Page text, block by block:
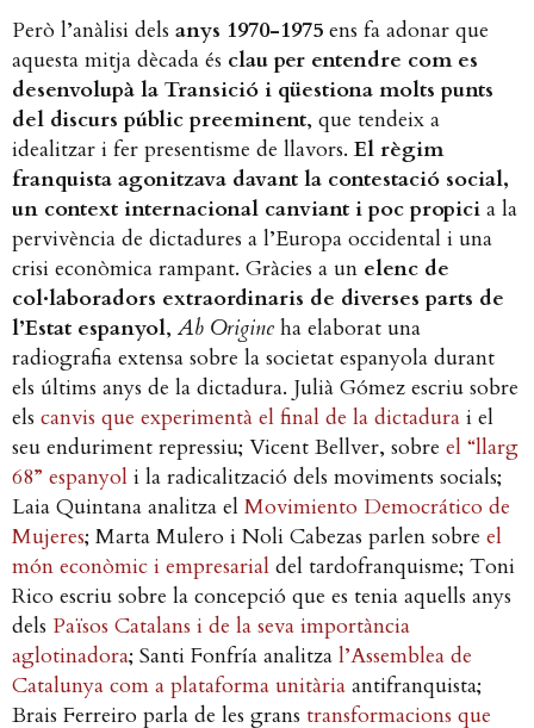
Però l’anàlisi dels anys 1970-1975 ens fa adonar que
aquesta mitja dècada és clau per entendre com es
desenvolupà la Transició i qüestiona molts punts
del discurs públic preeminent, que tendeix a
idealitzar i fer presentisme de llavors.El règim
franquista agonitzava davant la contestació social,
un context internacional canviant i poc propici a la
pervivència de dictadures a l’Europa occidental i una
crisi econòmica rampant. Gràcies a un elenc de
col·laboradors extraordinaris de diverses parts de
l’Estat espanyol, Ab Origine ha elaborat una
radiografia extensa sobre la societat espanyola durant
els últims anys de la dictadura. Julià Gómez escriu sobre
els canvis que experimentà el final de la dictadura i el
seu enduriment repressiu; Vicent Bellver, sobre el “llarg
68” espanyol i la radicalització dels moviments socials;
Laia Quintana analitza el Movimiento Democrático de
Mujeres; Marta Mulero i Noli Cabezas parlen sobre el
món econòmic i empresarial del tardofranquisme; Toni
Rico escriu sobre la concepció que es tenia aquells anys
dels Països Catalans i de la seva importància
aglotinadora; Santi Fonfría analitza l’Assemblea de
Catalunya com a plataforma unitària antifranquista;
Brais Ferreiro parla de les grans transformacions que